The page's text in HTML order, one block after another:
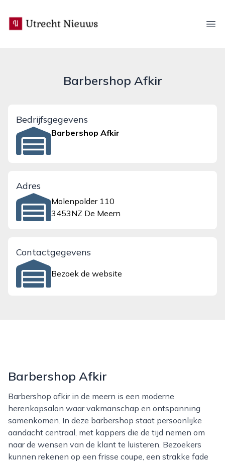
utrecht-nieuws.nl
Barbershop Afkir
Bedrijfsgegevens
Barbershop Afkir
Adres
Molenpolder 110
3453NZ De Meern
Contactgegevens
Bezoek de website
Barbershop Afkir
Barbershop afkir in de meern is een moderne
herenkapsalon waar vakmanschap en ontspanning
samenkomen. In deze barbershop staat persoonlijke
aandacht centraal, met kappers die de tijd nemen om
naar de wensen van de klant te luisteren. Bezoekers
kunnen rekenen op een frisse coupe, een strakke fade